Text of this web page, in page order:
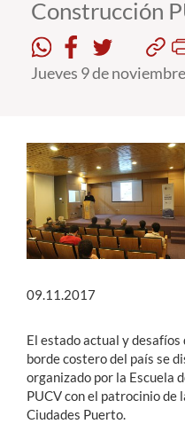
Pregrado
Postgrado
Estudiantes
Académicos
Funcionarios
Alumni
English
Construcción
Jueves 9 de
09.11.2017
El estado actual y
borde costero del país se
organizado por la Escuela
PUCV con el patrocinio de
Ciudades Puerto.